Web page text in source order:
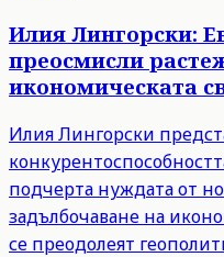
Илия Лингорски:
преосмисли
икономическата
Илия Лингорски
подчерта нуждата от
задълбочаване на
се преодолеят